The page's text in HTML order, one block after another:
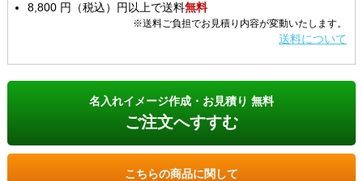
8,800 円（税込）円以上で送料無料
※送料ご負担でお見積り内容が変動いたします。
送料について
名入れイメージ作成・お見積り 無料
ご注文へすすむ
こちらの商品に関して